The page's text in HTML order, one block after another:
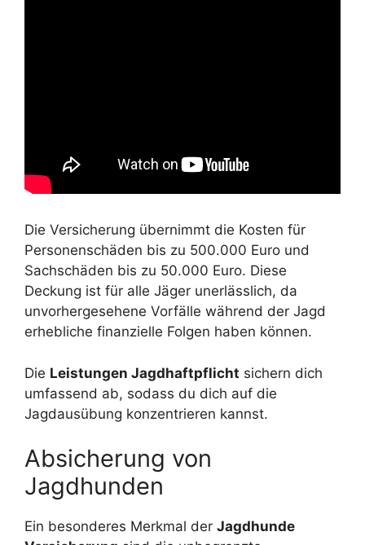
Die Versicherung übernimmt die Kosten für
Personenschäden bis zu 500.000 Euro und
Sachschäden bis zu 50.000 Euro. Diese
Deckung ist für alle Jäger unerlässlich, da
unvorhergesehene Vorfälle während der Jagd
erhebliche finanzielle Folgen haben können.
Die Leistungen Jagdhaftpflicht sichern dich
umfassend ab, sodass du dich auf die
Jagdausübung konzentrieren kannst.
Absicherung von
Jagdhunden
Ein besonderes Merkmal der Jagdhunde